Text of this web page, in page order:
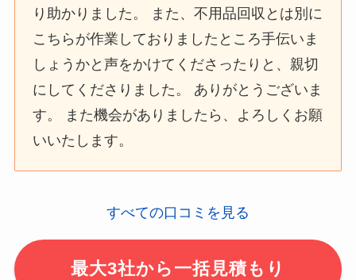
り助かりました。 また、不用品回収とは別に
こちらが作業しておりましたところ手伝いま
しょうかと声をかけてくださったりと、親切
にしてくださりました。 ありがとうございま
す。 また機会がありましたら、よろしくお願
いいたします。
すべての口コミを見る
最大3社から一括見積もり